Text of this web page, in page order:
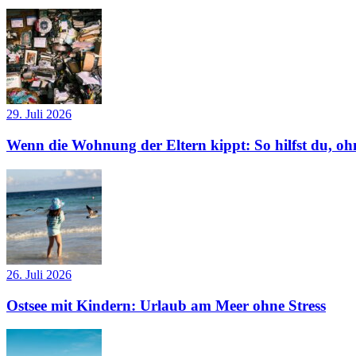
29. Juli 2026
Wenn die Wohnung der Eltern kippt: So hilfst du,
26. Juli 2026
Ostsee mit Kindern: Urlaub am Meer ohne Stress